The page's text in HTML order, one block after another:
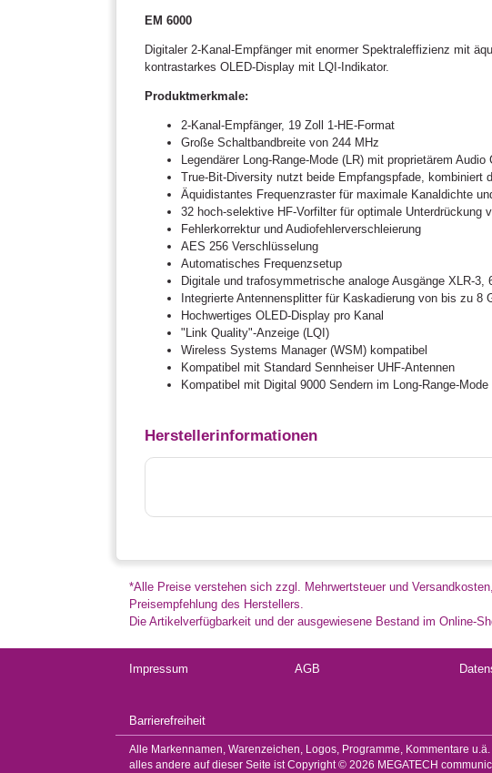
EM 6000
Digitaler 2-Kanal-Empfänger mit enormer Spektraleffizienz mit
kontrastarkes OLED-Display mit LQI-Indikator.
Produktmerkmale:
2-Kanal-Empfänger, 19 Zoll 1-HE-Format
Große Schaltbandbreite von 244 MHz
Legendärer Long-Range-Mode (LR) mit proprietärem
True-Bit-Diversity nutzt beide Empfangspfade, kombiniert
Äquidistantes Frequenzraster für maximale Kanaldichte
32 hoch-selektive HF-Vorfilter für optimale Unterdrückung
Fehlerkorrektur und Audiofehlerverschleierung
AES 256 Verschlüsselung
Automatisches Frequenzsetup
Digitale und trafosymmetrische analoge Ausgänge XLR-3,
Integrierte Antennensplitter für Kaskadierung von bis zu 8
Hochwertiges OLED-Display pro Kanal
"Link Quality"-Anzeige (LQI)
Wireless Systems Manager (WSM) kompatibel
Kompatibel mit Standard Sennheiser UHF-Antennen
Kompatibel mit Digital 9000 Sendern im Long-Range-Mode
Herstellerinformationen
*Alle Preise verstehen sich zzgl. Mehrwertsteuer und
Preisempfehlung des Herstellers.
Die Artikelverfügbarkeit und der ausgewiesene Bestand im Online-
Impressum AGB
Barrierefreiheit
Alle Markennamen, Warenzeichen, Logos, Programme, Kommentare
alles andere auf dieser Seite ist Copyright © 2026 MEGATECH